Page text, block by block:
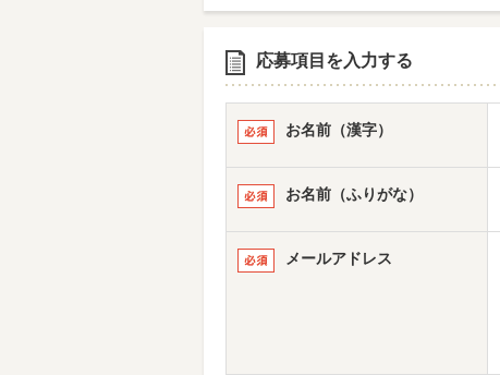
応募項目を入力する
お名前（漢字）
お名前（ふりがな）
メールアドレス